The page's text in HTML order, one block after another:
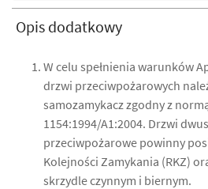
Opis dodatkowy
W celu spełnienia warunków
drzwi przeciwpożarowych
samozamykacz zgodny z
1154:1994/A1:2004. Drzwi
przeciwpożarowe powinny
Kolejności Zamykania (RKZ)
skrzydle czynnym i biernym.